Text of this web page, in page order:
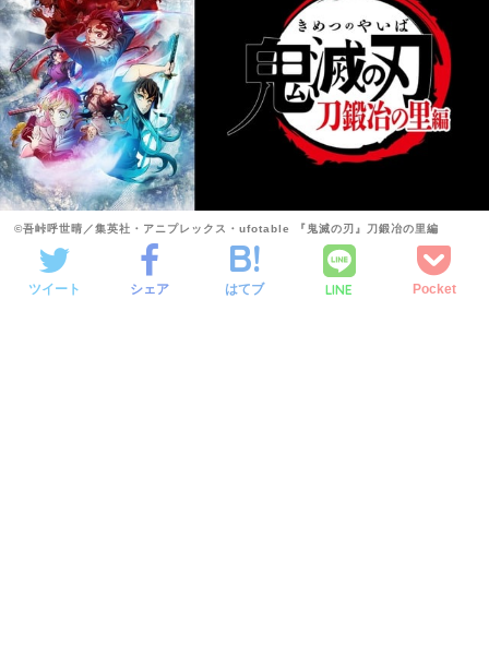
©吾峠呼世晴／集英社・アニプレックス・ufotable 『鬼滅の刃』刀鍛冶の里編
ツイート シェア はてブ LINE Pocket